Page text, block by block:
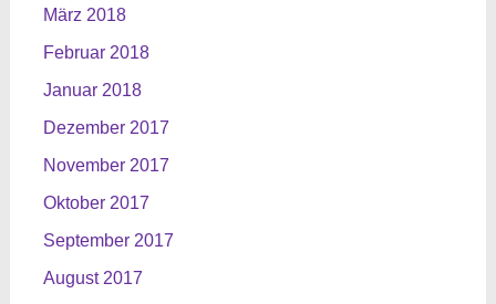
März 2018
Februar 2018
Januar 2018
Dezember 2017
November 2017
Oktober 2017
September 2017
August 2017